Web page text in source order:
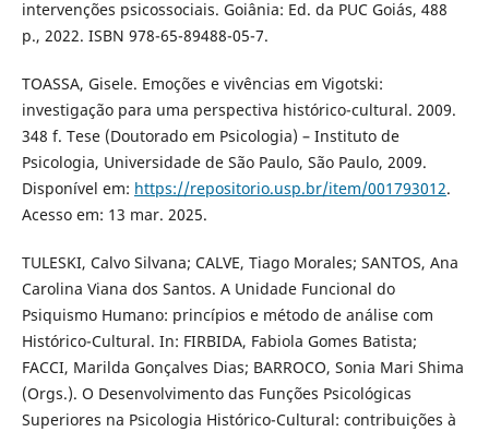
intervenções psicossociais. Goiânia: Ed. da PUC Goiás, 488
p., 2022. ISBN 978-65-89488-05-7.
TOASSA, Gisele. Emoções e vivências em Vigotski:
investigação para uma perspectiva histórico-cultural. 2009.
348 f. Tese (Doutorado em Psicologia) – Instituto de
Psicologia, Universidade de São Paulo, São Paulo, 2009.
Disponível em: https://repositorio.usp.br/item/001793012.
Acesso em: 13 mar. 2025.
TULESKI, Calvo Silvana; CALVE, Tiago Morales; SANTOS, Ana
Carolina Viana dos Santos. A Unidade Funcional do
Psiquismo Humano: princípios e método de análise com
Histórico-Cultural. In: FIRBIDA, Fabiola Gomes Batista;
FACCI, Marilda Gonçalves Dias; BARROCO, Sonia Mari Shima
(Orgs.). O Desenvolvimento das Funções Psicológicas
Superiores na Psicologia Histórico-Cultural: contribuições à